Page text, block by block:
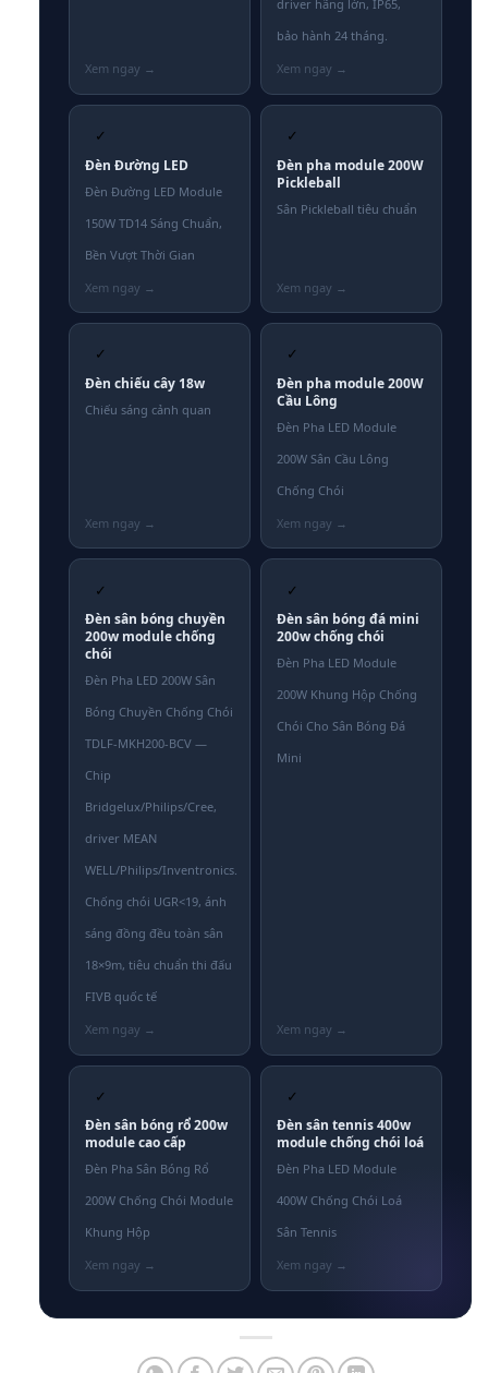
driver hãng lớn, IP65,
bảo hành 24 tháng.
✓
Đèn Đường LED
Đèn Đường LED Module
150W TD14 Sáng Chuẩn,
Bền Vượt Thời Gian
✓
Đèn pha module 200W
Pickleball
Sân Pickleball tiêu chuẩn
✓
Đèn chiếu cây 18w
Chiếu sáng cảnh quan
✓
Đèn pha module 200W
Cầu Lông
Đèn Pha LED Module
200W Sân Cầu Lông
Chống Chói
✓
Đèn sân bóng chuyền
200w module chống
chói
Đèn Pha LED 200W Sân
Bóng Chuyền Chống Chói
TDLF-MKH200-BCV —
Chip
Bridgelux/Philips/Cree,
driver MEAN
WELL/Philips/Inventronics.
Chống chói UGR<19, ánh
sáng đồng đều toàn sân
18×9m, tiêu chuẩn thi đấu
FIVB quốc tế
✓
Đèn sân bóng đá mini
200w chống chói
Đèn Pha LED Module
200W Khung Hộp Chống
Chói Cho Sân Bóng Đá
Mini
✓
Đèn sân bóng rổ 200w
module cao cấp
Đèn Pha Sân Bóng Rổ
200W Chống Chói Module
Khung Hộp
✓
Đèn sân tennis 400w
module chống chói loá
Đèn Pha LED Module
400W Chống Chói Loá
Sân Tennis